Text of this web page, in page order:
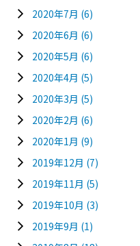
2020年7月 (6)
2020年6月 (6)
2020年5月 (6)
2020年4月 (5)
2020年3月 (5)
2020年2月 (6)
2020年1月 (9)
2019年12月 (7)
2019年11月 (5)
2019年10月 (3)
2019年9月 (1)